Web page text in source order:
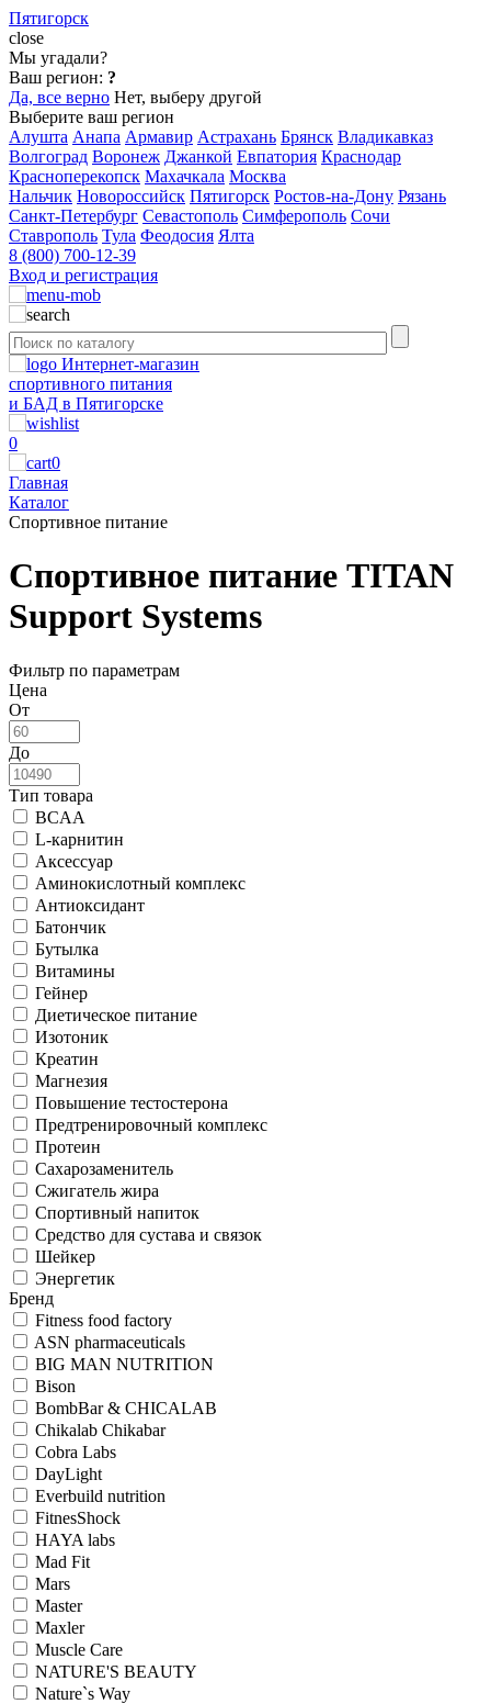
Пятигорск
close
Мы угадали?
Ваш регион: ?
Да, все верно Нет, выберу другой
Выберите ваш регион
Алушта Анапа Армавир Астрахань Брянск Владикавказ
Волгоград Воронеж Джанкой Евпатория Краснодар
Красноперекопск Махачкала Москва
Нальчик Новороссийск Пятигорск Ростов-на-Дону Рязань
Санкт-Петербург Севастополь Симферополь Сочи
Ставрополь Тула Феодосия Ялта
8 (800) 700-12-39
Вход и регистрация
Интернет-магазин
спортивного питания
и БАД в Пятигорске
0
0
Главная
Каталог
Спортивное питание
Спортивное питание TITAN
Support Systems
Фильтр по параметрам
Цена
От
До
Тип товара
BCAA
L-карнитин
Аксессуар
Аминокислотный комплекс
Антиоксидант
Батончик
Бутылка
Витамины
Гейнер
Диетическое питание
Изотоник
Креатин
Магнезия
Повышение тестостерона
Предтренировочный комплекс
Протеин
Сахарозаменитель
Сжигатель жира
Спортивный напиток
Средство для сустава и связок
Шейкер
Энергетик
Бренд
Fitness food factory
ASN pharmaceuticals
BIG MAN NUTRITION
Bison
BombBar & CHICALAB
Chikalab Chikabar
Cobra Labs
DayLight
Everbuild nutrition
FitnesShock
HAYA labs
Mad Fit
Mars
Master
Maxler
Muscle Care
NATURE'S BEAUTY
Nature`s Way